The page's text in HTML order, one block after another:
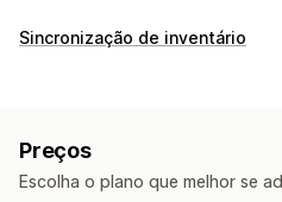
Processamento de encomendas
Gestão de inventário
Sincronização de inventário
SKUs Multicanais
Em tempo real
Preços
Escolha o plano que melhor se